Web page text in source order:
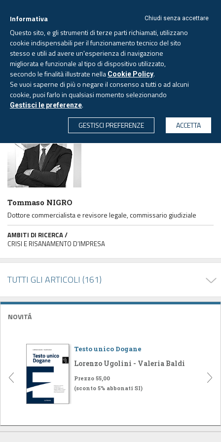
CERCA
Giovedì, 6 agosto 2026 - Aggiornato alle 6.00
PAGINA AUTORE
Tommaso NIGRO
Dottore commercialista e revisore legale, commissario giudiziale
AMBITI DI RICERCA /
CRISI E RISANAMENTO D’IMPRESA
TUTTI GLI ARTICOLI (161)
NOVITÁ
Testo unico Dogane
Lorenzo Ugolini - Valeria Baldi
Prezzo 55,00
(sconto 5% abbonati SI)
Chiudi senza accettare
Informativa
Questo sito, e gli strumenti di terze parti richiamati, utilizzano
cookie indispensabili per il funzionamento tecnico del sito
stesso e utili ad avere un'esperienza di navigazione
migliorata e funzionale al tipo di dispositivo utilizzato,
secondo le finalità illustrate nella Cookie Policy.
Se vuoi saperne di più o negare il consenso a tutti o ad alcuni
cookie, puoi farlo in qualsiasi momento selezionando
Gestisci le preferenze.
GESTISCI PREFERENZE
ACCETTA